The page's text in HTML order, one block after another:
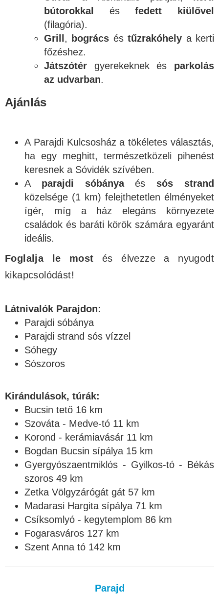
bútorokkal
ésfedett kiülővel
(filagória).
Grill , bogrács éstűzrakóhely a kerti
főzéshez.
Játszótér gyerekeknek és parkolás
az udvarban.
Ajánlás
A Parajdi Kulcsosház a tökéletes választás,
ha egy meghitt, természetközeli pihenést
keresnek a Sóvidék szívében.
A parajdi sóbányaés sós strand
közelsége (1 km) felejthetetlen élményeket
ígér, míg a ház elegáns környezete
családok és baráti körök számára egyaránt
ideális.
Foglalja le most és élvezze a nyugodt
kikapcsolódást!
Látnivalók Parajdon:
Parajdi sóbánya
Parajdi strand sós vízzel
Sóhegy
Sószoros
Kirándulások, túrák:
Bucsin tető 16 km
Szováta - Medve-tó 11 km
Korond - kerámiavásár 11 km
Bogdan Bucsin sípálya 15 km
Gyergyószaentmiklós - Gyilkos-tó - Békás
szoros 49 km
Zetka Völgyzárógát gát 57 km
Madarasi Hargita sípálya 71 km
Csíksomlyó - kegytemplom 86 km
Fogarasváros 127 km
Szent Anna tó 142 km
Parajd